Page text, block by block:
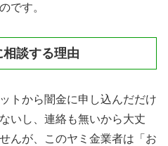
です。
談する理由
トから闇金に申し込んだだけ
いし、連絡も無いから大丈
んが、このヤミ金業者は「お